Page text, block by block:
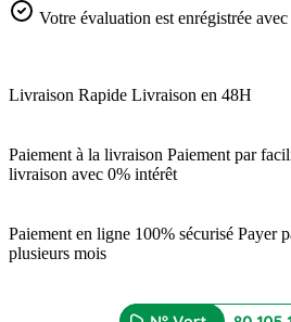
Votre évaluation est enrégistrée
Livraison Rapide Livraison en 48H
Paiement à la livraison Paiement par
livraison avec 0% intérêt
Paiement en ligne 100% sécurisé Payer
plusieurs mois